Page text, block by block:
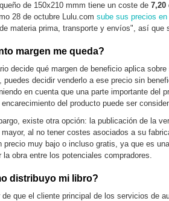
de 150x210 mmm tiene un coste de 7,20
28 de octubre Lulu.com sube sus precios
materia prima, transporte y envíos", así
margen me queda?
decide qué margen de beneficio aplica
puedes decidir venderlo a ese precio sin
en cuenta que una parte importante del
del producto puede ser
existe otra opción: la publicación de la
mayor, al no tener costes asociados a su
precio muy bajo o incluso gratis, ya que es
la obra entre los potenciales compradores.
distribuyo mi libro?
de que el cliente principal de los servicios de